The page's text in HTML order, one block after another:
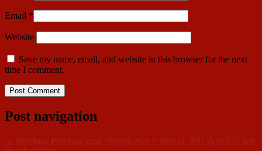
Email *
Website
Save my name, email, and website in this browser for the next
time I comment.
Post navigation
← Previous Previous post:
সমুদ্রপৃষ্ঠ থেকে ৩ হাজার ৪৮ মিটার উঁচুতে তৈরি হচ্ছে